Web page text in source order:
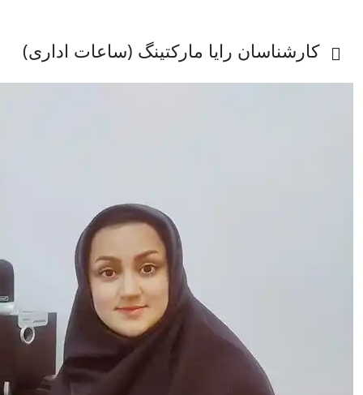
کارشناسان رایا مارکتینگ (ساعات اداری)